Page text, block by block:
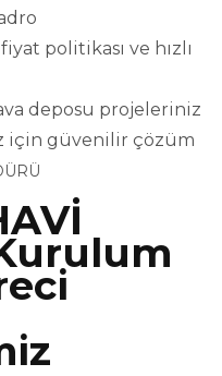
politikası ve hızlı
deposu projeleriniz
için güvenilir çözüm